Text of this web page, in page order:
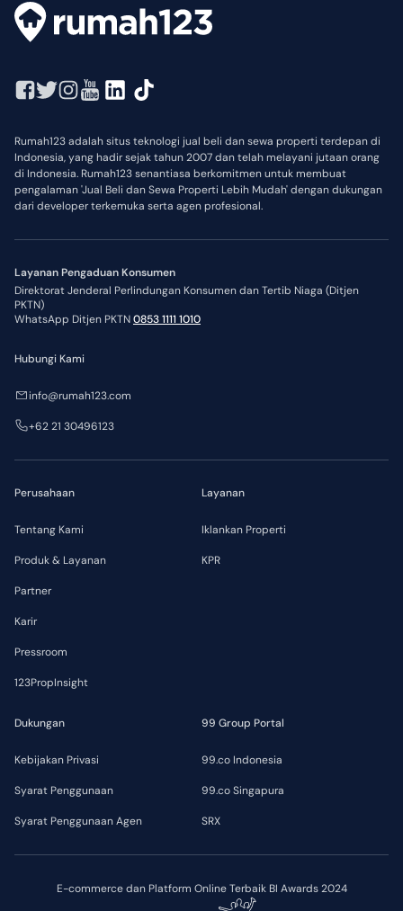
Rumah123 adalah situs teknologi jual beli dan sewa properti terdepan di
Indonesia, yang hadir sejak tahun 2007 dan telah melayani jutaan orang
di Indonesia. Rumah123 senantiasa berkomitmen untuk membuat
pengalaman 'Jual Beli dan Sewa Properti Lebih Mudah' dengan dukungan
dari developer terkemuka serta agen profesional.
Layanan Pengaduan Konsumen
Direktorat Jenderal Perlindungan Konsumen dan Tertib Niaga (Ditjen
PKTN)
WhatsApp Ditjen PKTN0853 1111 1010
E-commerce dan Platform Online Terbaik BI Awards 2024
Perusahaan
Tentang Kami
Produk & Layanan
Partner
Karir
Pressroom
123PropInsight
Layanan
Iklankan Properti
KPR
Dukungan
Kebijakan Privasi
Syarat Penggunaan
Syarat Penggunaan Agen
99 Group Portal
99.co Indonesia
99.co Singapura
SRX
Hubungi Kami
info@rumah123.com
+62 21 30496123